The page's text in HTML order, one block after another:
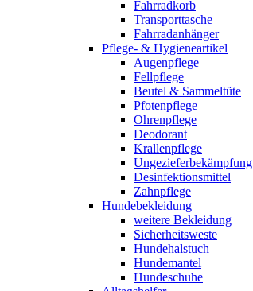
Fahrradkorb
Transporttasche
Fahrradanhänger
Pflege- & Hygieneartikel
Augenpflege
Fellpflege
Beutel & Sammeltüte
Pfotenpflege
Ohrenpflege
Deodorant
Krallenpflege
Ungezieferbekämpfung
Desinfektionsmittel
Zahnpflege
Hundebekleidung
weitere Bekleidung
Sicherheitsweste
Hundehalstuch
Hundemantel
Hundeschuhe